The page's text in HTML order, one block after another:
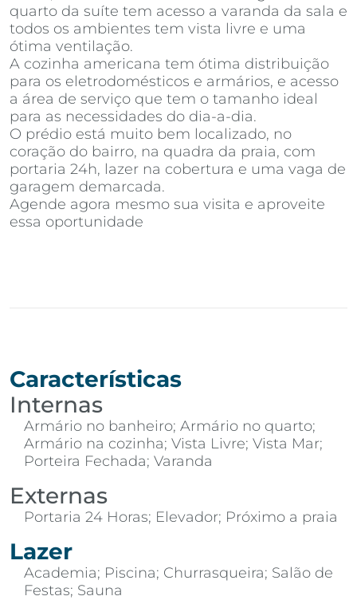
quarto da suíte tem acesso a varanda da sala e
todos os ambientes tem vista livre e uma
ótima ventilação.
A cozinha americana tem ótima distribuição
para os eletrodomésticos e armários, e acesso
a área de serviço que tem o tamanho ideal
para as necessidades do dia-a-dia.
O prédio está muito bem localizado, no
coração do bairro, na quadra da praia, com
portaria 24h, lazer na cobertura e uma vaga de
garagem demarcada.
Agende agora mesmo sua visita e aproveite
essa oportunidade
Características
Internas
Armário no banheiro; Armário no quarto;
Armário na cozinha; Vista Livre; Vista Mar;
Porteira Fechada; Varanda
Externas
Portaria 24 Horas; Elevador; Próximo a praia
Lazer
Academia; Piscina; Churrasqueira; Salão de
Festas; Sauna